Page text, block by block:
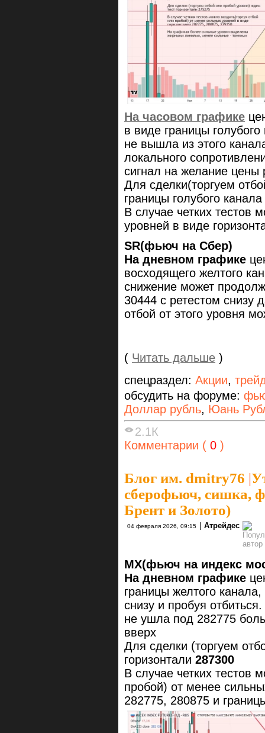
На часовом графике
в виде границы
не вышла из этого
локального
сигнал на желание цены
Для сделки(торгуем
границы голубого
В случае четких тестов
уровней в виде
SR(фьюч на Сбер)
На дневном графике
восходящего желтого
снижение может
30444 с ретестом снизу
отбой от этого уровня
( Читать дальше )
спецраздел: Акции,
обсудить на форуме:
Доллар рубль, Юань
2.1К
Комментарии ( 0 )
Блог им. dmitry76 |
сберофьюч, сишка,
Брент и Золото)
04 февраля 2026, 09:15 Атрейдес
MX(фьюч на индекс
На дневном графике
границы желтого
снизу и пробуя
не ушла под 282775
вверх
Для сделки (торгуем
горизонтали 287300
В случае четких тестов
пробой) от менее
282775, 280875 и